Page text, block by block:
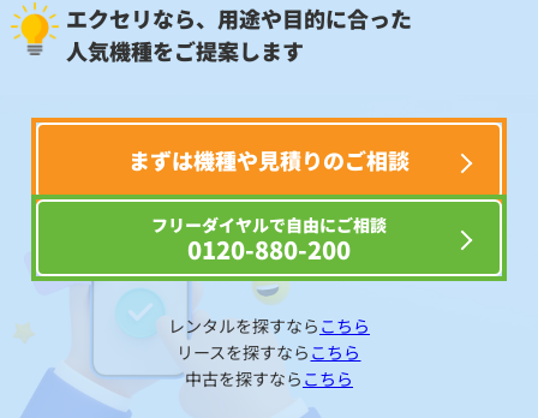
エクセリなら、用途や目的に合った
人気機種をご提案します
まずは機種や見積りのご相談
フリーダイヤルで自由にご相談
0120-880-200
レンタルを探すなら こちら
リースを探すなら こちら
中古を探すなら こちら